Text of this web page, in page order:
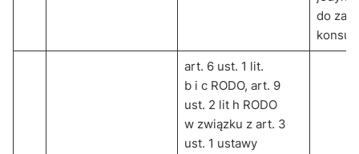
do
art. 6 ust. 1 lit.
b i c RODO, art. 9
ust. 2 lit h RODO
w związku z art. 3
ust. 1 ustawy